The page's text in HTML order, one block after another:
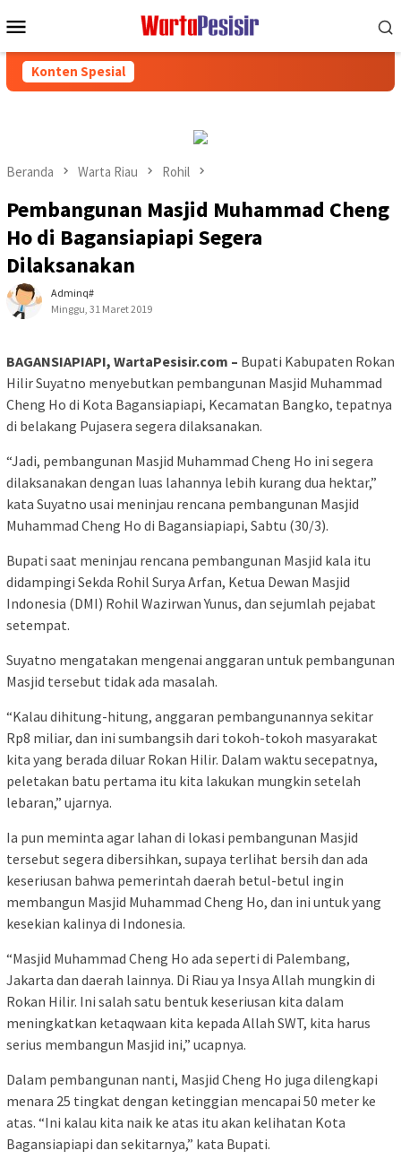
ke
Mobile
Konten Spesial
Beranda Warta Riau Rohil
Pembangunan Masjid Muhammad Cheng
Ho di Bagansiapiapi Segera
Dilaksanakan
Adminq#
Minggu, 31 Maret 2019
BAGANSIAPIAPI, WartaPesisir.com – Bupati Kabupaten Rokan
Hilir Suyatno menyebutkan pembangunan Masjid Muhammad
Cheng Ho di Kota Bagansiapiapi, Kecamatan Bangko, tepatnya
di belakang Pujasera segera dilaksanakan.
“Jadi, pembangunan Masjid Muhammad Cheng Ho ini segera
dilaksanakan dengan luas lahannya lebih kurang dua hektar,”
kata Suyatno usai meninjau rencana pembangunan Masjid
Muhammad Cheng Ho di Bagansiapiapi, Sabtu (30/3).
Bupati saat meninjau rencana pembangunan Masjid kala itu
didampingi Sekda Rohil Surya Arfan, Ketua Dewan Masjid
Indonesia (DMI) Rohil Wazirwan Yunus, dan sejumlah pejabat
setempat.
Suyatno mengatakan mengenai anggaran untuk pembangunan
Masjid tersebut tidak ada masalah.
“Kalau dihitung-hitung, anggaran pembangunannya sekitar
Rp8 miliar, dan ini sumbangsih dari tokoh-tokoh masyarakat
kita yang berada diluar Rokan Hilir. Dalam waktu secepatnya,
peletakan batu pertama itu kita lakukan mungkin setelah
lebaran,” ujarnya.
Ia pun meminta agar lahan di lokasi pembangunan Masjid
tersebut segera dibersihkan, supaya terlihat bersih dan ada
keseriusan bahwa pemerintah daerah betul-betul ingin
membangun Masjid Muhammad Cheng Ho, dan ini untuk yang
kesekian kalinya di Indonesia.
“Masjid Muhammad Cheng Ho ada seperti di Palembang,
Jakarta dan daerah lainnya. Di Riau ya Insya Allah mungkin di
Rokan Hilir. Ini salah satu bentuk keseriusan kita dalam
meningkatkan ketaqwaan kita kepada Allah SWT, kita harus
serius membangun Masjid ini,” ucapnya.
Dalam pembangunan nanti, Masjid Cheng Ho juga dilengkapi
menara 25 tingkat dengan ketinggian mencapai 50 meter ke
atas. “Ini kalau kita naik ke atas itu akan kelihatan Kota
Bagansiapiapi dan sekitarnya,” kata Bupati.